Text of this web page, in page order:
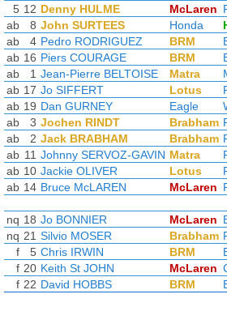
5 12 Denny HULME McLaren
ab
8 John SURTEES Honda
ab
4 Pedro RODRIGUEZ BRM
ab 16 Piers COURAGE BRM
ab
1 Jean-Pierre BELTOISE Matra
ab 17 Jo SIFFERT Lotus
ab 19 Dan GURNEY Eagle
ab
3 Jochen RINDT Brabham
ab
2 Jack BRABHAM Brabham
ab 11 Johnny SERVOZ-GAVIN Matra
ab 10 Jackie OLIVER Lotus
ab 14 Bruce McLAREN McLaren
nq 18 Jo BONNIER McLaren
nq 21 Silvio MOSER Brabham
f
5 Chris IRWIN BRM
f 20 Keith St JOHN McLaren
f 22 David HOBBS BRM